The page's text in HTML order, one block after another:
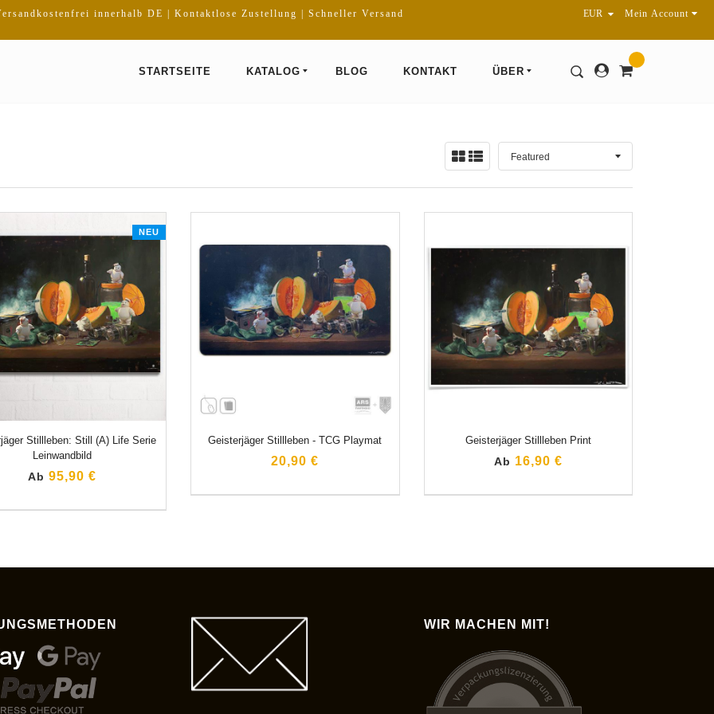
innerhalb DE | Kontaktlose Zustellung | Schneller Versand Mein Account
STARTSEITE KATALOG BLOG KONTAKT ÜBER
Ansicht:
NEU
Stillleben: Still (A) Life Serie
Leinwandbild
Ab 95,90 €
Geisterjäger Stillleben - TCG Playmat
20,90 €
Geisterjäger Stillleben Print
Ab 16,90 €
WIR MACHEN MIT!